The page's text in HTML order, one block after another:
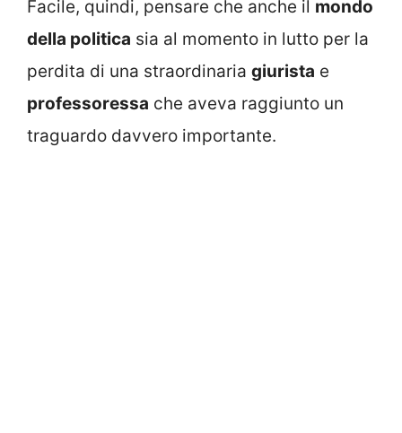
Facile, quindi, pensare che anche il mondo
della politica sia al momento in lutto per la
perdita di una straordinaria giurista e
professoressa che aveva raggiunto un
traguardo davvero importante.